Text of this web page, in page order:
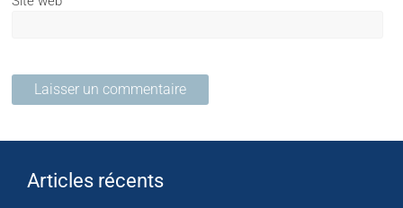
Articles récents